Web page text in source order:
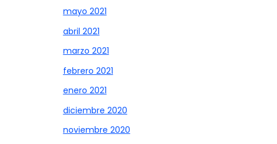
mayo 2021
abril 2021
marzo 2021
febrero 2021
enero 2021
diciembre 2020
noviembre 2020